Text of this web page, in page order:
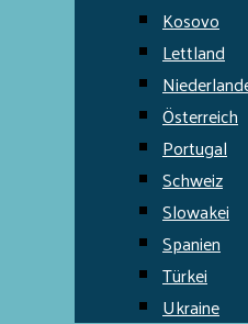
Kosovo
Lettland
Österreich
Portugal
Schweiz
Slowakei
Spanien
Türkei
Ukraine